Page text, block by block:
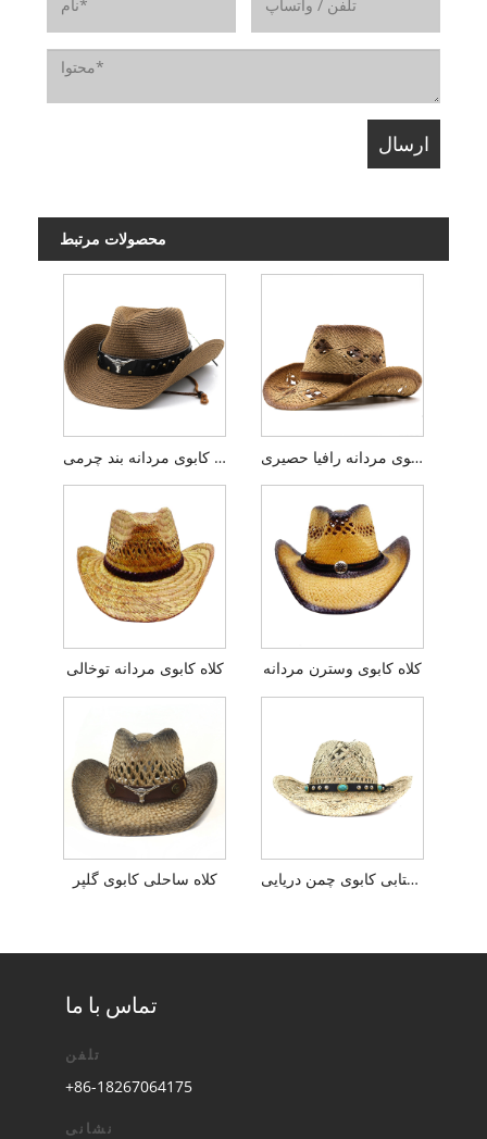
محصولات مرتبط
کلاه کابوی مردانه بند چرمی کلاه کابوی مردانه رافیا حصیری
کلاه کابوی مردانه توخالی کلاه کابوی وسترن مردانه
کلاه ساحلی کابوی گلپر کلاه آفتابی کابوی چمن دریایی
تماس با ما
تلفن
+86-18267064175
نشانی